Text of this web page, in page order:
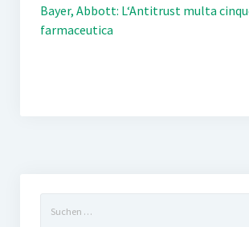
Bayer, Abbott: L‘Antitrust multa
farmaceutica
nach: